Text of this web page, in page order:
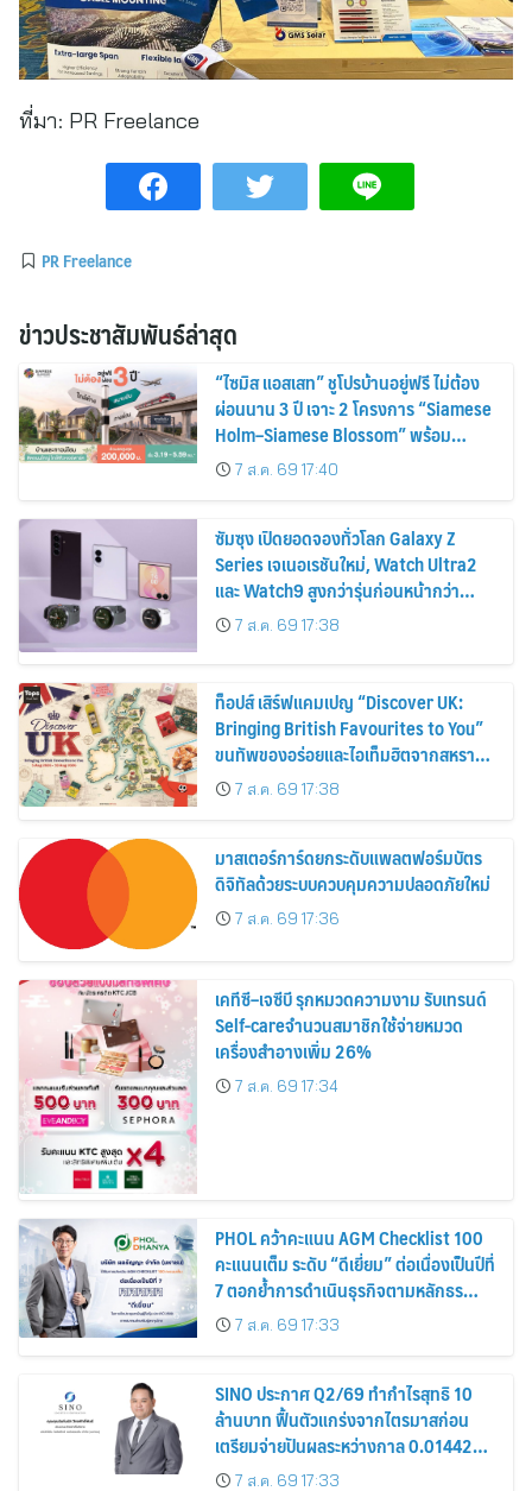
ที่มา: PR Freelance
PR Freelance
ข่าวประชาสัมพันธ์ล่าสุด
“ไซมิส แอสเสท” ชูโปรบ้านอยู่ฟรี ไม่ต้อง
ผ่อนนาน 3 ปี เจาะ 2 โครงการ “Siamese
Holm–Siamese Blossom” พร้อม
ส่วนลดและสิทธิพิเศษถึง 31 สิงหาคม
2569
7 ส.ค. 69 17:40
ซัมซุง เปิดยอดจองทั่วโลก Galaxy Z
Series เจเนอเรชันใหม่, Watch Ultra2
และ Watch9 สูงกว่ารุ่นก่อนหน้ากว่า
30%7 ส.ค. 69 17:38
ท็อปส์ เสิร์ฟแคมเปญ “Discover UK:
Bringing British Favourites to You”
ขนทัพของอร่อยและไอเท็มฮิตจากสหราช
อาณาจักร ส่งตรงถึงมือตั้งแต่วันนี้ – 18
สิงหาคมนี้
7 ส.ค. 69 17:38
มาสเตอร์การ์ดยกระดับแพลตฟอร์มบัตร
ดิจิทัลด้วยระบบควบคุมความปลอดภัยใหม่
7 ส.ค. 69 17:36
เคทีซี–เจซีบี รุกหมวดความงาม รับเทรนด์
Self-careจำนวนสมาชิกใช้จ่ายหมวด
เครื่องสำอางเพิ่ม 26%
7 ส.ค. 69 17:34
PHOL คว้าคะแนน AGM Checklist 100
คะแนนเต็ม ระดับ “ดีเยี่ยม” ต่อเนื่องเป็นปีที่
7 ตอกย้ำการดำเนินธุรกิจตามหลักธร
รมาภิบาล โปร่งใส สร้างความเชื่อมั่นผู้ถือ
หุ้น
7 ส.ค. 69 17:33
SINO ประกาศ Q2/69 ทำกำไรสุทธิ 10
ล้านบาท ฟื้นตัวแกร่งจากไตรมาสก่อน
เตรียมจ่ายปันผลระหว่างกาล 0.014423
บาทต่อหุ้น ครึ่งปีหลังมุ่งเติบโตต่อเนื่อง
7 ส.ค. 69 17:33